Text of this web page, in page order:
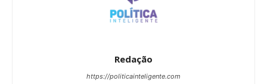
Redação
https://politicainteligente.com